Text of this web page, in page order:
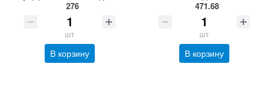
276
шт
В корзину
471.68
шт
В корзину